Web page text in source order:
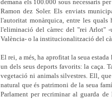
demana els 100.000 sous necessaris
Ramon dez Soler. Els enviats
l'autoritat monàrquica, entre les
l'eliminació del càrrec del "rei Arlot"
València- o la institucionalització del
El rei, a més, ha aprofitat la seua
un dels seus deports favorits: la caça.
vegetació ni animalssilvestres. Ell, que
natural que és patrimoni de la seua
Parlament per recriminar al guarda